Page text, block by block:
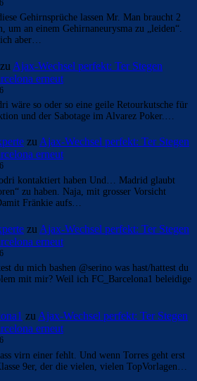
Überspringen
Überspringen
- Anzeige -
zuAjax-Wechsel perfekt: Ter Stegen
erneut
Gehirnsprüche lassen Mr. Man braucht 2
um an einem Gehirnaneurysma zu „leiden“.
Ajax-Wechsel perfekt: Ter Stegen
erneut
wäre so oder so eine geile Retourkutsche für